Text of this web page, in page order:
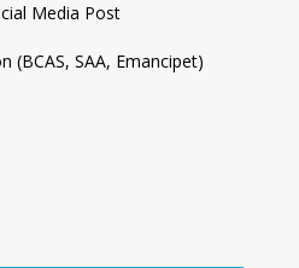
Media Post
(BCAS, SAA, Emancipet)